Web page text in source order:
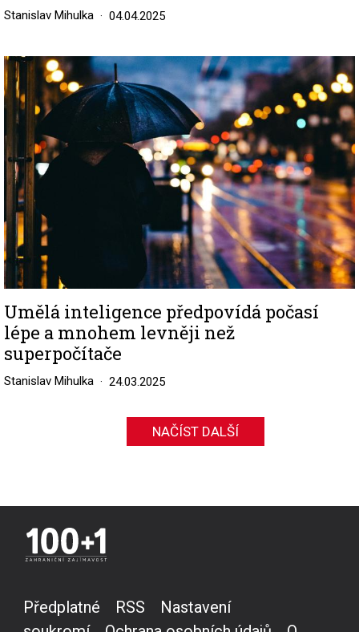
Stanislav Mihulka 04.04.2025
Image
Umělá inteligence předpovídá počasí
lépe a mnohem levněji než
superpočítače
Stanislav Mihulka 24.03.2025
NAČÍST DALŠÍ
Předplatné RSS
Nastavení